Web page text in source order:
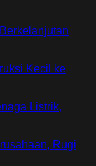
Kecil ke
Listrik,
Rugi